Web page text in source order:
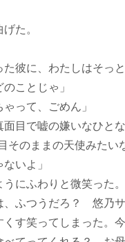
た。
彼に、わたしはそっと
ことじゃ」
って、ごめん」
目で嘘の嫌いなひと
のままの天使みたい
いよ」
にふわりと微笑った。
、ふつうだろ？ 悠乃
す笑ってしまった。